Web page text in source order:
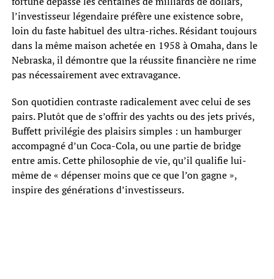
l’investisseur légendaire préfère une existence sobre,
loin du faste habituel des ultra-riches. Résidant toujours
dans la même maison achetée en 1958 à Omaha, dans le
Nebraska, il démontre que la réussite financière ne rime
pas nécessairement avec extravagance.
Son quotidien contraste radicalement avec celui de ses
pairs. Plutôt que de s’offrir des yachts ou des jets privés,
Buffett privilégie des plaisirs simples : un hamburger
accompagné d’un Coca-Cola, ou une partie de bridge
entre amis. Cette philosophie de vie, qu’il qualifie lui-
même de « dépenser moins que ce que l’on gagne »,
inspire des générations d’investisseurs.